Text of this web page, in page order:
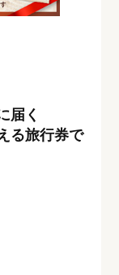
届く
る旅行券で